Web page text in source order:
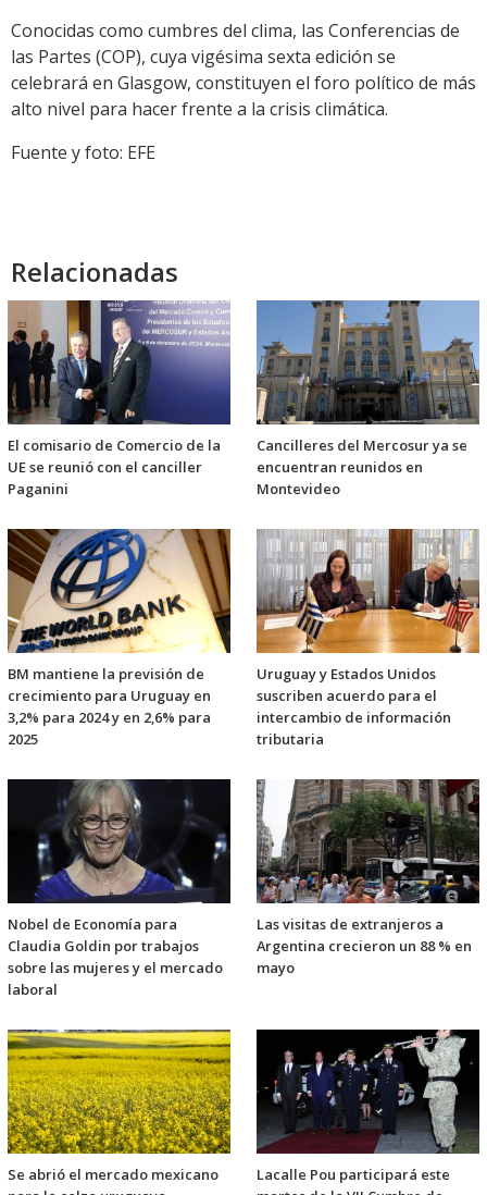
Conocidas como cumbres del clima, las Conferencias de
las Partes (COP), cuya vigésima sexta edición se
celebrará en Glasgow, constituyen el foro político de más
alto nivel para hacer frente a la crisis climática.
Fuente y foto: EFE
Relacionadas
El comisario de Comercio de la
UE se reunió con el canciller
Paganini
Cancilleres del Mercosur ya se
encuentran reunidos en
Montevideo
BM mantiene la previsión de
crecimiento para Uruguay en
3,2% para 2024 y en 2,6% para
2025
Uruguay y Estados Unidos
suscriben acuerdo para el
intercambio de información
tributaria
Nobel de Economía para
Claudia Goldin por trabajos
sobre las mujeres y el mercado
laboral
Las visitas de extranjeros a
Argentina crecieron un 88 % en
mayo
Se abrió el mercado mexicano
Lacalle Pou participará este